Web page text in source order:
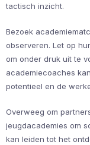
tactisch inzicht.
Bezoek
observeren. Let op
om onder druk uit te
academiecoaches
potentieel en de
Overweeg om
jeugdacademies om
kan leiden tot het